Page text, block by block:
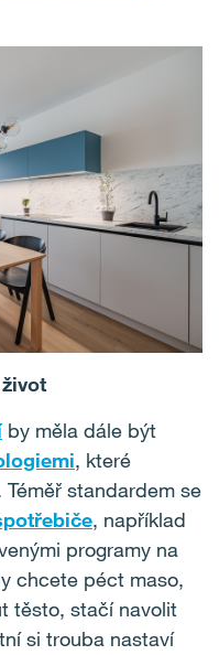
by měla dále být
, které
standardem se
, například
programy na
chcete péct maso,
těsto, stačí navolit
si trouba nastaví